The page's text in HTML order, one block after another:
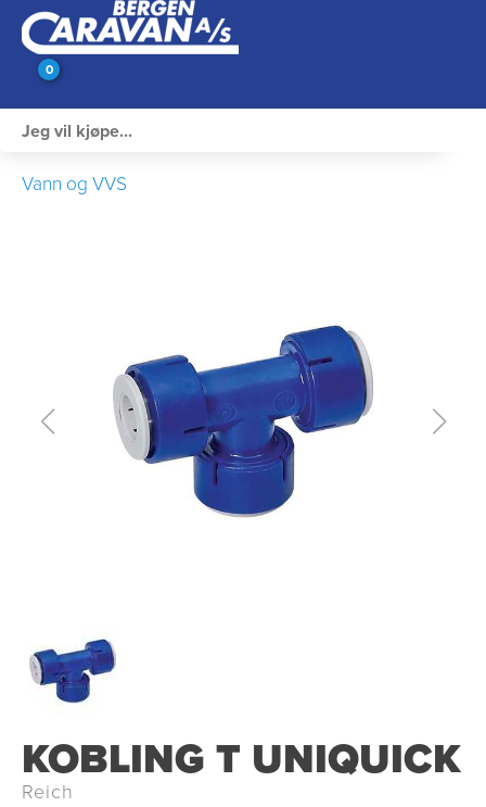
0
Rengjøring & Vedlikehold
Vann og VVS
KOBLING T UNIQUICK
Reich